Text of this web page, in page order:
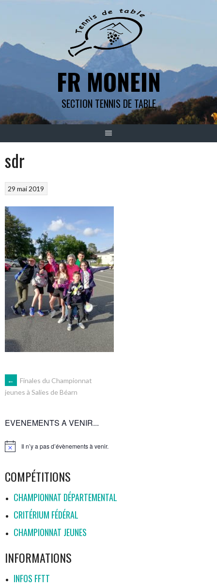
FR MONEIN
SECTION TENNIS DE TABLE
sdr
29 mai 2019
NAVIGATION
ARTICLES
←
Finales du Championnat
jeunes à Salies de Béarn
EVENEMENTS A VENIR...
Notice Il n’y a pas d’évènements à venir.
COMPÉTITIONS
CHAMPIONNAT DÉPARTEMENTAL
CRITÉRIUM FÉDÉRAL
CHAMPIONNAT JEUNES
INFORMATIONS
INFOS FFTT